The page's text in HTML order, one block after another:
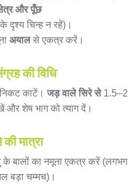
और पूँछ
दृश्य चिन्ह न रहें)।
अयालसे एकत्र करें।
की विधि
काटें। जड़ वाले सिरे से1.5–2
और शेष भाग को त्याग दें।
मात्रा
के बालों का नमूना एकत्र करें (लगभग
बड़ा चम्मच)।